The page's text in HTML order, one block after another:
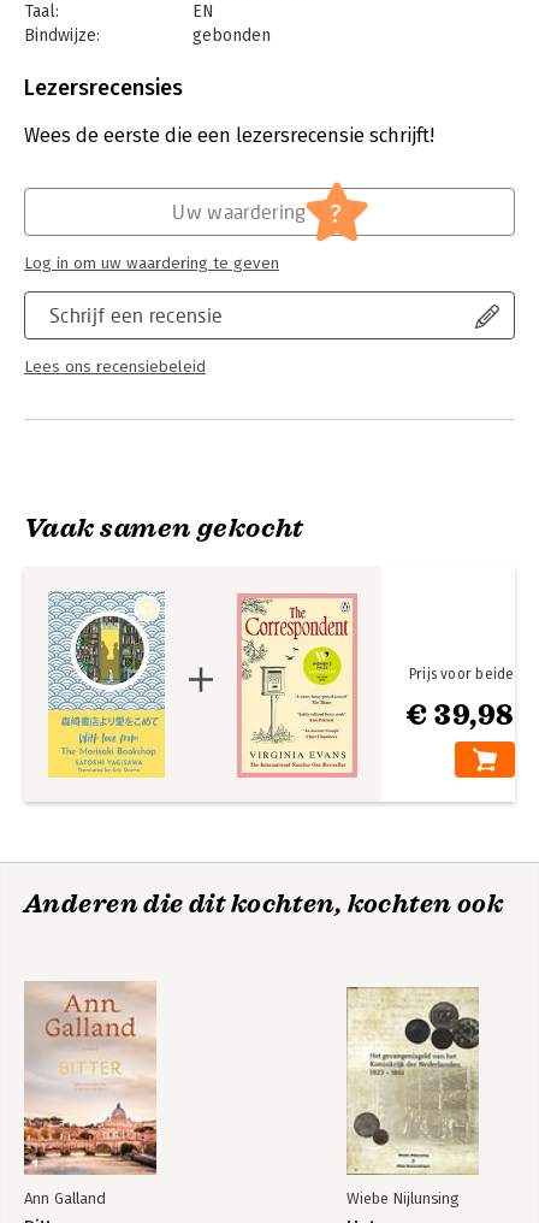
Taal:
EN
Bindwijze:
gebonden
Uitgever:
The Morisaki Bookshop series
Lezersrecensies
Wees de eerste die een lezersrecensie schrijft!
Schrijf een recensie
Lees ons recensiebeleid
Uw waardering ?
Log in om uw waardering te geven
Vaak samen gekocht
€ 39,98
Prijs voor beide
Anderen die dit kochten, kochten ook
Ann Galland Wiebe Nijlunsing